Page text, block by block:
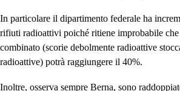
In particolare il dipartimento federale ha
rifiuti radioattivi poiché ritiene improbabile
combinato (scorie debolmente radioattive
radioattive) potrà raggiungere il 40%.
Inoltre, osserva sempre Berna, sono